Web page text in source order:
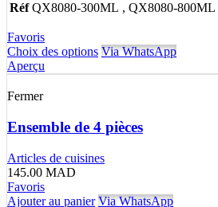
Réf QX8080-300ML , QX8080-800ML
Favoris
Choix des options Via WhatsApp
Aperçu
Fermer
Ensemble de 4 pièces
Articles de cuisines
145.00 MAD
Favoris
Ajouter au panier Via WhatsApp